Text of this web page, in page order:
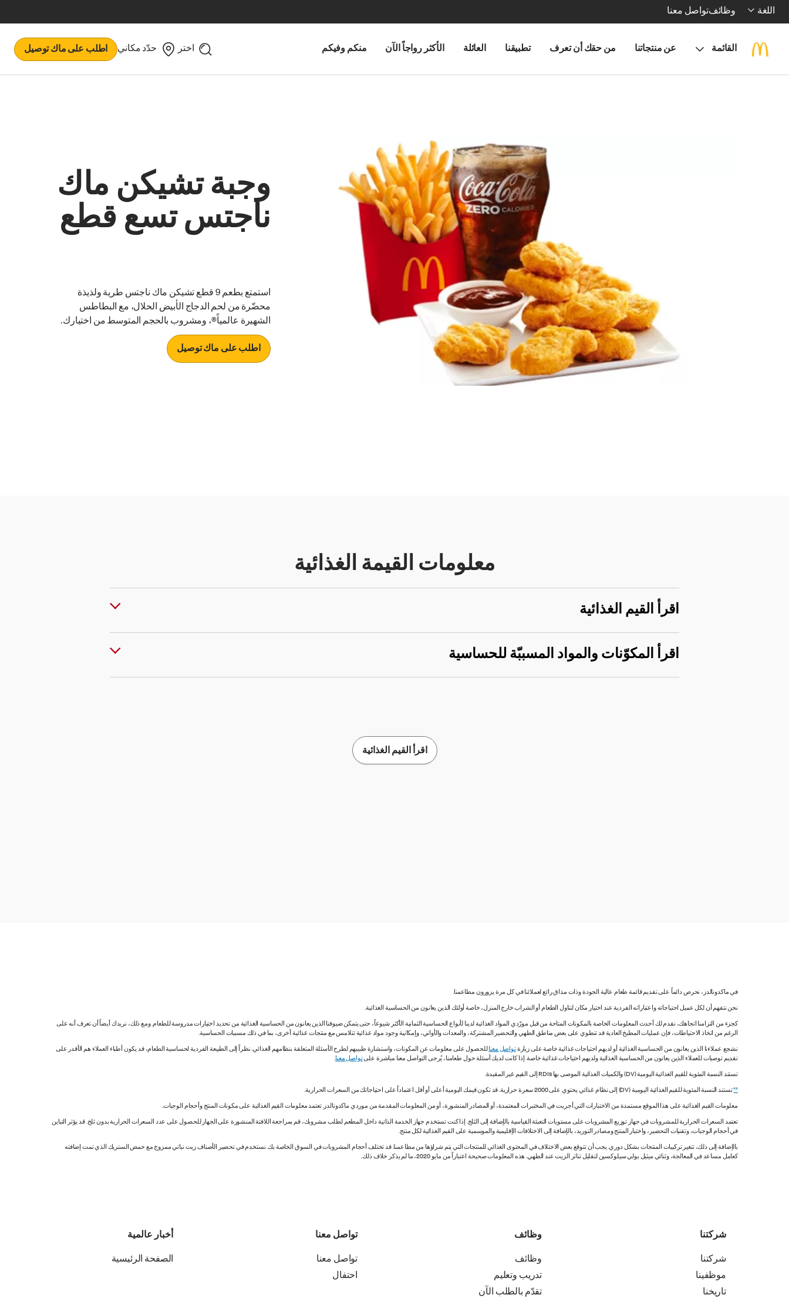
اللغة وظائفتواصل معنا
القائمة عن منتجاتنا من حقك أن تعرف تطبيقنا العائلة الأكثر رواجاً الآن منكم وفيكم اختر حدّد مكاني اطلب على ماك توصيل
وجبة تشيكن ماك
ناجتس تسع قطع
استمتع بطعم 9 قطع تشيكن ماك ناجتس طرية ولذيذة
محضّرة من لحم الدجاج الأبيض الحلال، مع البطاطس
الشهيرة عالمياً®، ومشروب بالحجم المتوسط من اختيارك.
اطلب على ماك توصيل
معلومات القيمة الغذائية
اقرأ القيم الغذائية
اقرأ المكوّنات والمواد المسببّة للحساسية
اقرأ القيم الغذائية
في ماكدونالدز، نحرص دائماً على تقديم قائمة طعام عالية الجودة وذات مذاق رائع لعملائنا في كل مرة يزورون مطاعمنا.
نحن نتفهم أن لكل عميل احتياجاته واعتباراته الفردية عند اختيار مكان لتناول الطعام أو الشراب خارج المنزل، خاصة أولئك الذين يعانون من الحساسية الغذائية.
كجزء من التزامنا اتجاهك، نقدم لك أحدث المعلومات الخاصة بالمكونات المتاحة من قبل مورّدي المواد الغذائية لدينا لأنواع الحساسية الثمانية الأكثر شيوعاً، حتى يتمكن ضيوفنا الذين يعانون من الحساسية الغذائية من تحديد اختيارات مدروسة للطعام. ومع ذلك، نريدك أيضاً أن تعرف أنه على
الرغم من اتخاذ الاحتياطات، فإن عمليات المطبخ العادية قد تنطوي على بعض مناطق الطهي والتحضير المشتركة، والمعدات والأواني، وإمكانية وجود مواد غذائية تتلامس مع منتجات غذائية أخرى، بما في ذلك مسببات الحساسية.
نشجع عملاءنا الذين يعانون من الحساسية الغذائية أو لديهم احتياجات غذائية خاصة على زيارةتواصل معناللحصول على معلومات عن المكونات، واستشارة طبيبهم لطرح الأسئلة المتعلقة بنظامهم الغذائي. نظراً إلى الطبيعة الفردية لحساسية الطعام، قد يكون أطباء العملاء هم الأقدر على
تقديم توصيات للعملاء الذين يعانون من الحساسية الغذائية ولديهم احتياجات غذائية خاصة. إذا كانت لديك أسئلة حول طعامنا، يُرجى التواصل معنا مباشرة علىتواصل معنا.
تستند النسبة المئوية للقيم الغذائية اليومية (DV) والكميات الغذائية الموصى بها RDIs إلى القيم غير المقيدة.
**تستند النسبة المئوية للقيم الغذائية اليومية (DV) إلى نظام غذائي يحتوي على 2000 سعرة حرارية. قد تكون قيمك اليومية أعلى أو أقل اعتماداً على احتياجاتك من السعرات الحرارية.
معلومات القيم الغذائية على هذا الموقع مستمدة من الاختبارات التي أجريت في المختبرات المعتمدة، أو المصادر المنشورة، أو من المعلومات المقدمة من موردي ماكدونالدز. تعتمد معلومات القيم الغذائية على مكونات المنتج وأحجام الوجبات.
تعتمد السعرات الحرارية للمشروبات في جهاز توزيع المشروبات على مستويات التعبئة القياسية بالإضافة إلى الثلج. إذا كنت تستخدم جهاز الخدمة الذاتية داخل المطعم لطلب مشروبك، قم بمراجعة اللافتة المنشورة على الجهاز للحصول على عدد السعرات الحرارية بدون ثلج. قد يؤثر التباين
في أحجام الوجبات، وتقنيات التحضير، واختبار المنتج ومصادر التوريد، بالإضافة إلى الاختلافات الإقليمية والموسمية على القيم الغذائية لكل منتج.
بالإضافة إلى ذلك، تتغير تركيبات المنتجات بشكل دوري. يجب أن تتوقع بعض الاختلاف في المحتوى الغذائي للمنتجات التي يتم شراؤها من مطاعمنا. قد تختلف أحجام المشروبات في السوق الخاصة بك. نستخدم في تحضير الأصناف زيت نباتي ممزوج مع حمض الستريك الذي تمت إضافته
كعامل مساعد في المعالجة، وثنائي ميثيل بولي سيلوكسين لتقليل تناثر الزيت عند الطهي. هذه المعلومات صحيحة اعتباراً من مايو 2020، ما لم يذكر خلاف ذلك.
شركتنا
شركتنا
موظفينا
تاريخنا
وظائف
وظائف
تدريب وتعليم
تقدّم بالطلب الآن
تواصل معنا
تواصل معنا
احتفال
أخبار عالمية
الصفحة الرئيسية